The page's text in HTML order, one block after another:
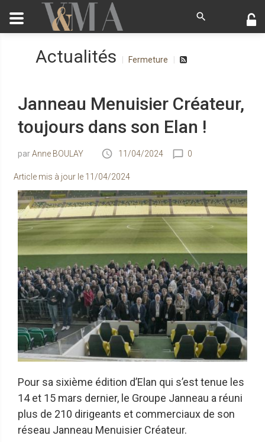
Actualités Fermeture
Janneau Menuisier Créateur,
toujours dans son Elan !
Anne BOULAY 11/04/2024 0
Article mis à jour le 11/04/2024
Pour sa sixième édition d’Elan qui s’est tenue les
14 et 15 mars dernier, le Groupe Janneau a réuni
plus de 210 dirigeants et commerciaux de son
réseau Janneau Menuisier Créateur.